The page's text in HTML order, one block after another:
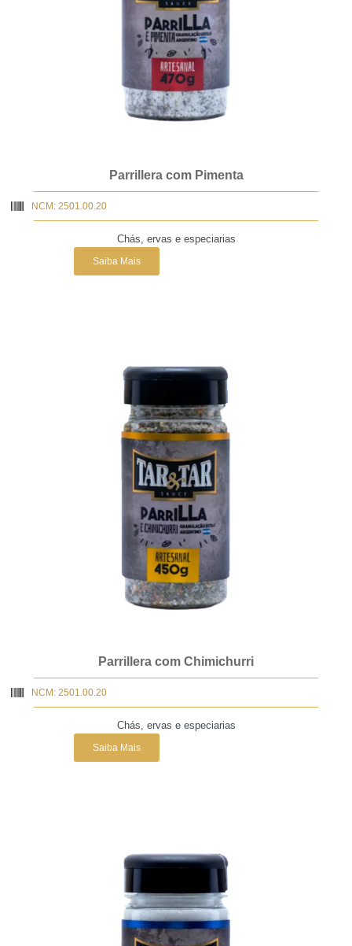
Parrillera com Pimenta
NCM: 2501.00.20
Chás, ervas e especiarias
Saiba Mais
Parrillera com Chimichurri
NCM: 2501.00.20
Chás, ervas e especiarias
Saiba Mais